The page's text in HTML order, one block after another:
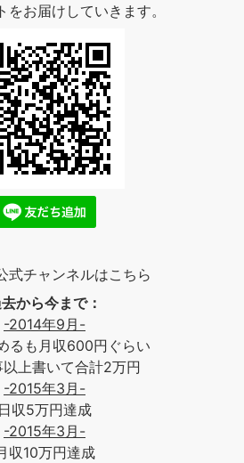
をお届けしていきます。
式チャンネルはこちら
から今まで：
-2014年9月-
るも月収600円ぐらい
上書いて合計2万円
-2015年3月-
日収5万円達成
-2015年3月-
収10万円達成